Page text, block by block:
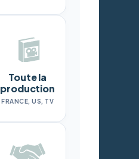
Toute la
production
FRANCE, US, TV